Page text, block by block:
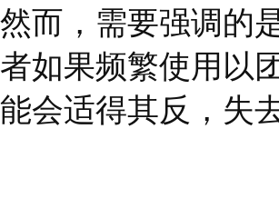
提问：你如何
冲突解决：